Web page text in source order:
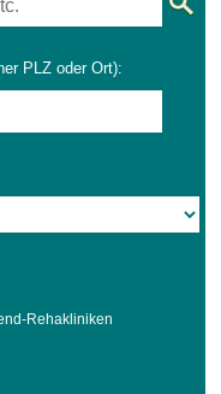
PLZ oder Ort):
Rehakliniken